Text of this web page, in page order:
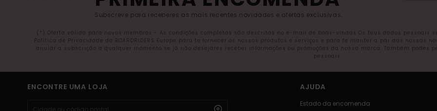
Subscreve para receberes as mais recentes novidades e ofertas exclusivas.
(*) Oferta válida para novos membros - As condições completas são descritas no e-mail de boas-vindas Os teus dados pessoais
Política de Privacidade da BOARDRIDERS Europe para te fornecer os nossos produtos e serviços e para te manter a par das nossas
anular a subscrição a qualquer momento se já não desejares receber informações ou promoções da nossa marca. Também
pessoais.
ENCONTRE UMA LOJA AJUDA
Estado da encomenda